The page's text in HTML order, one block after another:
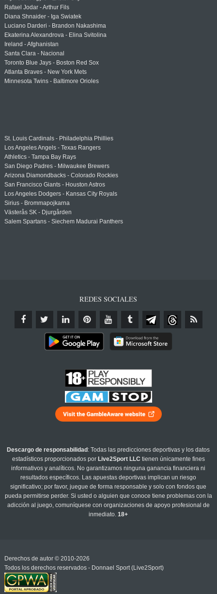
Rafael Jodar - Arthur Fils
Diana Shnaider - Iga Swiatek
Luciano Darderi - Brandon Nakashima
Ekaterina Alexandrova - Elina Svitolina
Ireland - Afghanistan
Santa Clara - Nacional
Toronto Blue Jays - Boston Red Sox
Atlanta Braves - New York Mets
Minnesota Twins - Baltimore Orioles
St. Louis Cardinals - Philadelphia Phillies
Los Angeles Angels - Texas Rangers
Athletics - Tampa Bay Rays
San Diego Padres - Milwaukee Brewers
Arizona Diamondbacks - Colorado Rockies
San Francisco Giants - Houston Astros
Los Angeles Dodgers - Kansas City Royals
Sirius - Brommapojkarna
Västerås SK - Djurgården
Salem Spartans - Siechem Madurai Panthers
REDES SOCIALES
Descargo de responsabilidad : Todas las predicciones deportivas y los datos
estadísticos proporcionados por Live2Sport LLC tienen únicamente fines
informativos y analíticos. No garantizamos ninguna ganancia financiera ni
resultados específicos. Las apuestas deportivas implican un riesgo
significativo; por favor, juegue de forma responsable y solo con fondos que
pueda permitirse perder. Si usted o alguien que conoce tiene problemas con la
adicción al juego, comuníquese con organizaciones de apoyo profesional de
inmediato.18+
Derechos de autor © 2010-2026
Todos los derechos reservados - Donnael Sport (Live2Sport)